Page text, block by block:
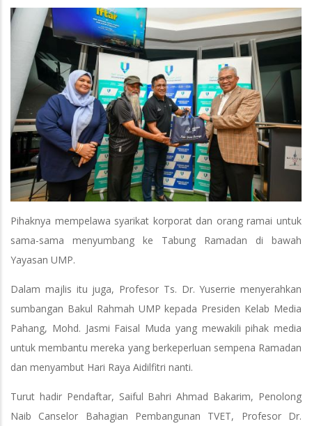
Pihaknya mempelawa syarikat korporat dan orang ramai untuk
sama-sama menyumbang ke Tabung Ramadan di bawah
Yayasan UMP.
Dalam majlis itu juga, Profesor Ts. Dr. Yuserrie menyerahkan
sumbangan Bakul Rahmah UMP kepada Presiden Kelab Media
Pahang, Mohd. Jasmi Faisal Muda yang mewakili pihak media
untuk membantu mereka yang berkeperluan sempena Ramadan
dan menyambut Hari Raya Aidilfitri nanti.
Turut hadir Pendaftar, Saiful Bahri Ahmad Bakarim, Penolong
Naib Canselor Bahagian Pembangunan TVET, Profesor Dr.